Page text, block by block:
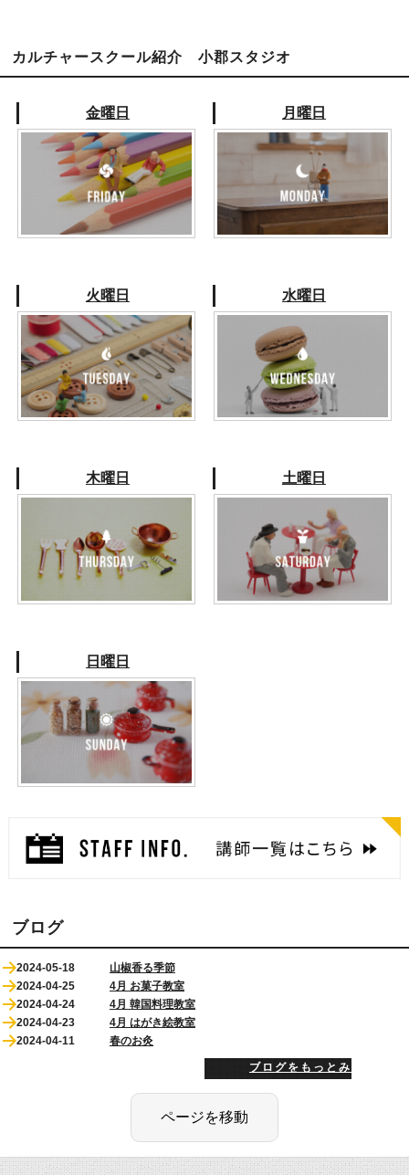
カルチャースクール紹介 小郡スタジオ
金曜日 月曜日
火曜日 水曜日
木曜日 土曜日
日曜日
ブログ
2024-05-18
山椒香る季節
2024-04-25
4月 お菓子教室
2024-04-24
4月 韓国料理教室
2024-04-23
4月 はがき絵教室
2024-04-11
春のお灸
ブログをもっとみる